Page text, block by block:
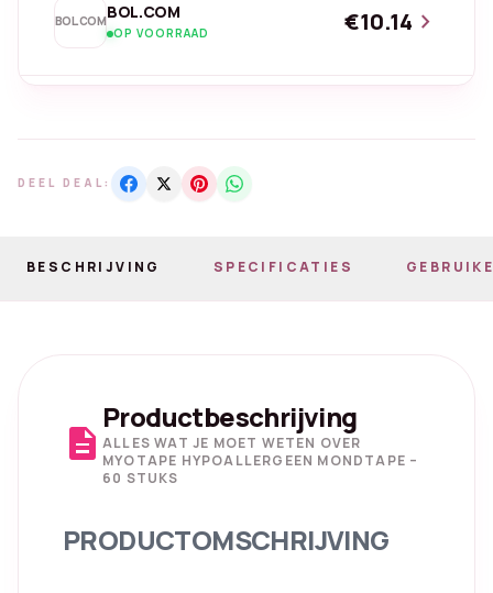
BOL.COMBOL.COM
OP VOORRAAD €10.14 chevron_right
DEEL DEAL:
BESCHRIJVING SPECIFICATIES
description
Productbeschrijving
ALLES WAT JE MOET WETEN OVER
MYOTAPE HYPOALLERGEEN MONDTAPE –
60 STUKS
PRODUCTOMSCHRIJVING